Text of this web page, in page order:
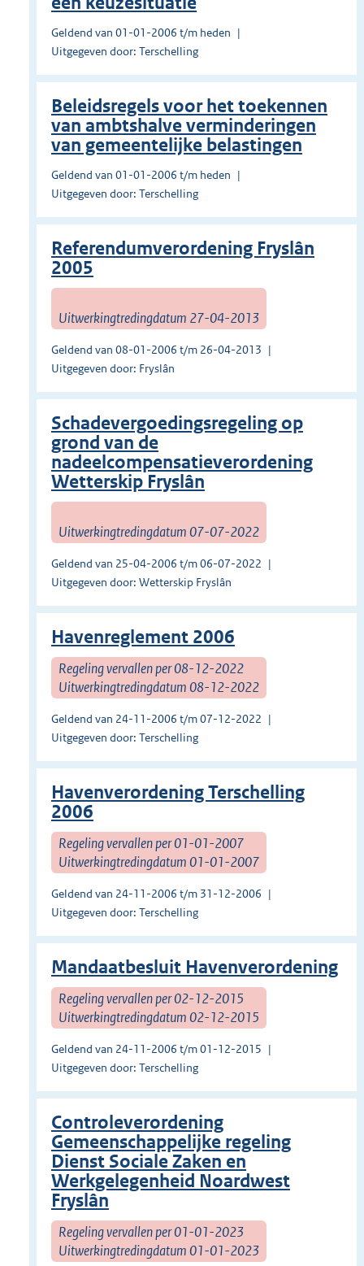
Geldend van 01-01-2006 t/m heden
Uitgegeven door: Terschelling
Beleidsregels voor het toekennen
van ambtshalve verminderingen
van gemeentelijke belastingen
Geldend van 01-01-2006 t/m heden
Uitgegeven door: Terschelling
Referendumverordening Fryslân
2005
Uitwerkingtredingdatum 27-04-2013
Geldend van 08-01-2006 t/m 26-04-2013
Uitgegeven door: Fryslân
Schadevergoedingsregeling op
grond van de
nadeelcompensatieverordening
Wetterskip Fryslân
Uitwerkingtredingdatum 07-07-2022
Geldend van 25-04-2006 t/m 06-07-2022
Uitgegeven door: Wetterskip Fryslân
Havenreglement 2006
Regeling vervallen per 08-12-2022
Uitwerkingtredingdatum 08-12-2022
Geldend van 24-11-2006 t/m 07-12-2022
Uitgegeven door: Terschelling
Havenverordening Terschelling
2006
Regeling vervallen per 01-01-2007
Uitwerkingtredingdatum 01-01-2007
Geldend van 24-11-2006 t/m 31-12-2006
Uitgegeven door: Terschelling
Mandaatbesluit Havenverordening
Regeling vervallen per 02-12-2015
Uitwerkingtredingdatum 02-12-2015
Geldend van 24-11-2006 t/m 01-12-2015
Uitgegeven door: Terschelling
Controleverordening
Gemeenschappelijke regeling
Dienst Sociale Zaken en
Werkgelegenheid Noardwest
Fryslân
Regeling vervallen per 01-01-2023
Uitwerkingtredingdatum 01-01-2023